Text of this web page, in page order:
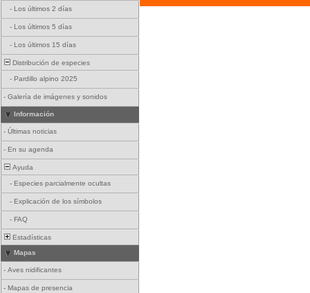
- Los últimos 2 días
- Los últimos 5 días
- Los últimos 15 días
Distribución de especies
- Pardillo alpino 2025
- Galería de imágenes y sonidos
Información
- Últimas noticias
- En su agenda
Ayuda
- Especies parcialmente ocultas
- Explicación de los símbolos
- FAQ
Estadísticas
Mapas
- Aves nidificantes
- Mapas de presencia